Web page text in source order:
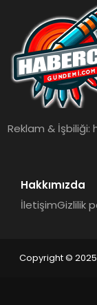
Reklam & İşbiliği:
Hakkımızda
İletişimGizlilik
Copyright © 2025